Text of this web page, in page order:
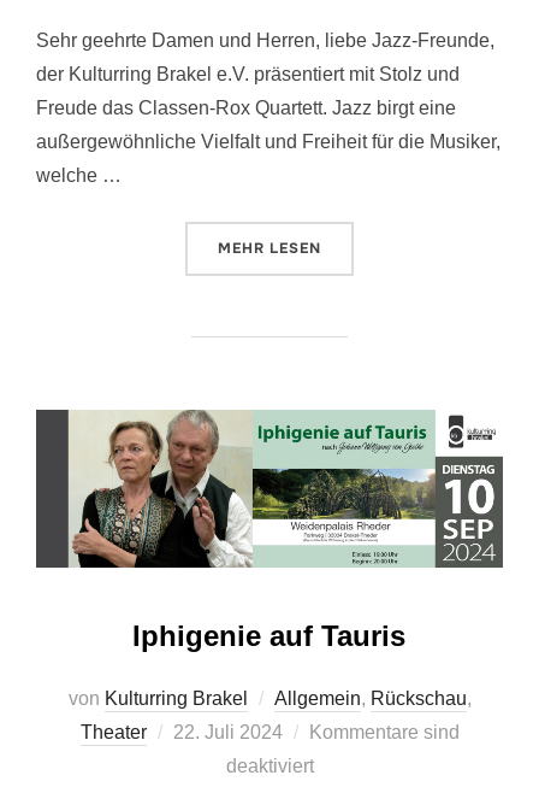
Sehr geehrte Damen und Herren, liebe Jazz-Freunde,
der Kulturring Brakel e.V. präsentiert mit Stolz und
Freude das Classen-Rox Quartett. Jazz birgt eine
außergewöhnliche Vielfalt und Freiheit für die Musiker,
welche …
MEHR ÜBER „JAZZ EXPERIENCE II“
LESEN
Iphigenie auf Tauris
von Kulturring Brakel Allgemein, Rückschau,
Theater
Veröffentlicht
22. Juli 2024
Kommentare sind
deaktiviert